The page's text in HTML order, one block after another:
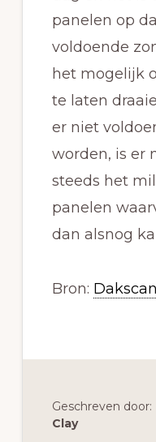
panelen op
voldoende
het mogelijk
te laten
er niet
worden, is er
steeds het
panelen
dan alsnog
Bron:
Geschreven door:
Clay